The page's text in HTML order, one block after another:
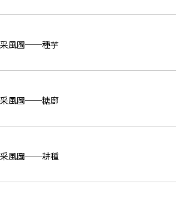
風圖──種芋
風圖──糖廍
風圖──耕種